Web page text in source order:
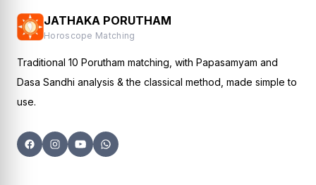
JATHAKA PORUTHAM
Horoscope Matching
Traditional 10 Porutham matching, with Papasamyam and
Dasa Sandhi analysis & the classical method, made simple to
use.